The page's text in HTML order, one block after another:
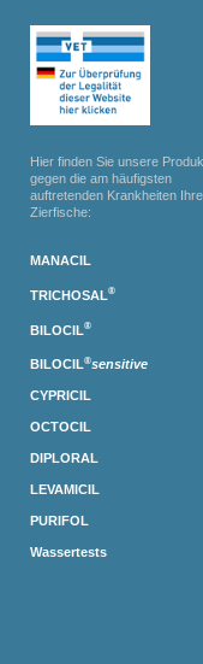
Hier finden Sie unsere
gegen die am häufigsten
auftretenden Krankheiten
Zierfische:
MANACIL
TRICHOSAL®
BILOCIL®
BILOCIL®sensitive
CYPRICIL
OCTOCIL
DIPLORAL
LEVAMICIL
PURIFOL
Wassertests